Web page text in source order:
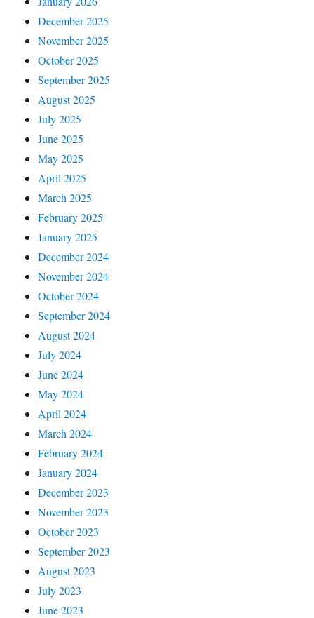
December 2025
November 2025
October 2025
September 2025
August 2025
July 2025
June 2025
May 2025
April 2025
March 2025
February 2025
January 2025
December 2024
November 2024
October 2024
September 2024
August 2024
July 2024
June 2024
May 2024
April 2024
March 2024
February 2024
January 2024
December 2023
November 2023
October 2023
September 2023
August 2023
July 2023
June 2023